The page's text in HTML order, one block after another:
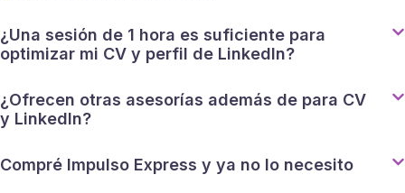
¿Una sesión de 1 hora es suficiente para
optimizar mi CV y perfil de LinkedIn?
¿Ofrecen otras asesorías además de para CV
y LinkedIn?
Compré Impulso Express y ya no lo necesito